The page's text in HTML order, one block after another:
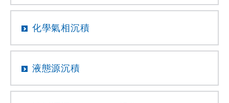
化學氣相沉積
液態源沉積